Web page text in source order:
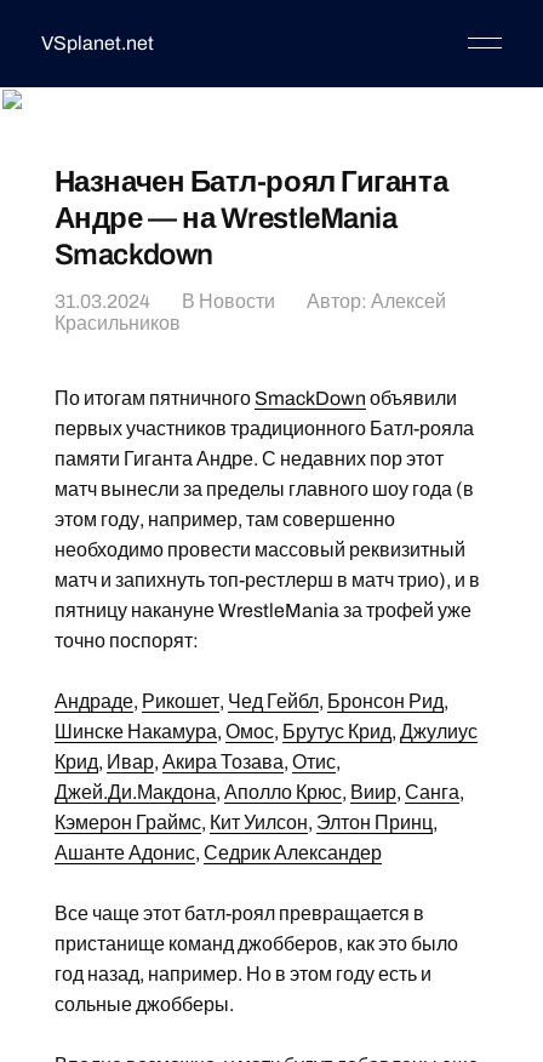
VSplanet.net
Назначен Батл-роял Гиганта
Андре — на WrestleMania
Smackdown
31.03.2024 В Новости Автор: Алексей
Красильников
По итогам пятничного SmackDown объявили
первых участников традиционного Батл-рояла
памяти Гиганта Андре. С недавних пор этот
матч вынесли за пределы главного шоу года (в
этом году, например, там совершенно
необходимо провести массовый реквизитный
матч и запихнуть топ-рестлерш в матч трио), и в
пятницу накануне WrestleMania за трофей уже
точно поспорят:
Андраде, Рикошет, Чед Гейбл, Бронсон Рид,
Шинске Накамура, Омос, Брутус Крид, Джулиус
Крид, Ивар, Акира Тозава, Отис,
Джей.Ди.Макдона, Аполло Крюс, Виир, Санга,
Кэмерон Граймс, Кит Уилсон, Элтон Принц,
Ашанте Адонис, Седрик Александер
Все чаще этот батл-роял превращается в
пристанище команд джобберов, как это было
год назад, например. Но в этом году есть и
сольные джобберы.